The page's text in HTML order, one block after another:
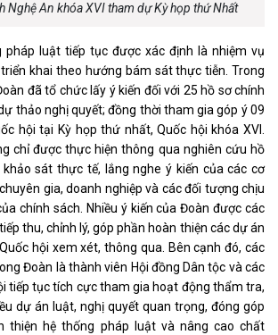
Nghệ An khóa XVI tham dự Kỳ họp thứ Nhất
pháp luật tiếp tục được xác định là nhiệm vụ
khai theo hướng bám sát thực tiễn. Trong
đã tổ chức lấy ý kiến đối với 25 hồ sơ chính
thảo nghị quyết; đồng thời tham gia góp ý 09
hội tại Kỳ họp thứ nhất, Quốc hội khóa XVI.
chỉ được thực hiện thông qua nghiên cứu hồ
sát thực tế, lắng nghe ý kiến của các cơ
gia, doanh nghiệp và các đối tượng chịu
chính sách. Nhiều ý kiến của Đoàn được các
thu, chỉnh lý, góp phần hoàn thiện các dự án
hội xem xét, thông qua. Bên cạnh đó, các
Đoàn là thành viên Hội đồng Dân tộc và các
tiếp tục tích cực tham gia hoạt động thẩm tra,
dự án luật, nghị quyết quan trọng, đóng góp
thiện hệ thống pháp luật và nâng cao chất